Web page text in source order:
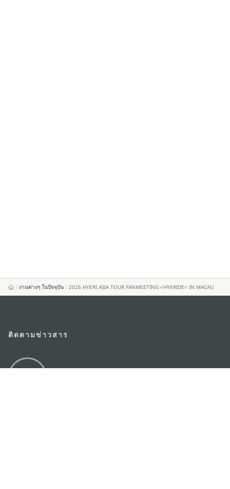
งานต่างๆ ในปัจจุบัน 2026 HYERI ASIA TOUR FANMEETING <HYERIDE> IN MACAU
ติดตามข่าวสาร
ดู MACAO ON THE GO